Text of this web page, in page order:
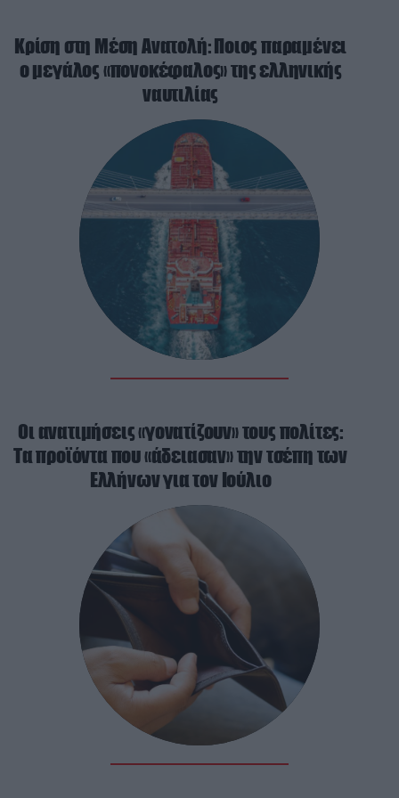
Κρίση στη Μέση Ανατολή: Ποιος παραμένει
ο μεγάλος «πονοκέφαλος» της ελληνικής
ναυτιλίας
Οι ανατιμήσεις «γονατίζουν» τους πολίτες:
Τα προϊόντα που «άδειασαν» την τσέπη των
Ελλήνων για τον Ιούλιο